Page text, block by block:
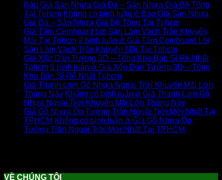
Báo Giá Sàn Nhựa Giả Đá – Sàn Nhựa Giả Bê Tông
Tại Tphcm Không có bình luận ở Báo Giá Sàn Nhựa
Giả Đá – Sàn Nhựa Giả Bê Tông Tại Tphcm
Giá Tấm Cemboard Lót Sàn Làm Vách Trần Khuyến
Mãi Tại Tphcm 2 bình luận ở Giá Tấm Cemboard Lót
Sàn Làm Vách Trần Khuyến Mãi Tại Tphcm
Giá Xốp Dán Tường 3D – Tổng Kho Bán Sỉ Rẻ Nhất
Tphcm 9 bình luận ở Giá Xốp Dán Tường 3D – Tổng
Kho Bán Sỉ Rẻ Nhất Tphcm
Giá Thanh Lam Gỗ Nhựa Ngoài Trời Khuyến Mãi Lớn
Tháng Này Không có bình luận ở Giá Thanh Lam Gỗ
Nhựa Ngoài Trời Khuyến Mãi Lớn Tháng Này
Giá Gỗ Nhựa Ốp Tường Trần Ngoài Trời Mới Nhất Tại
TPHCM Không có bình luận ở Giá Gỗ Nhựa Ốp
Tường Trần Ngoài Trời Mới Nhất Tại TPHCM
VỀ CHÚNG TÔI